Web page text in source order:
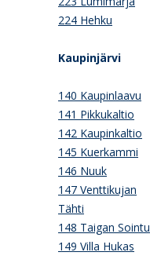
224 Hehku
Kaupinjärvi
140 Kaupinlaavu
141 Pikkukaltio
142 Kaupinkaltio
145 Kuerkammi
146 Nuuk
147 Venttikujan
Tähti
148 Taigan Sointu
149 Villa Hukas